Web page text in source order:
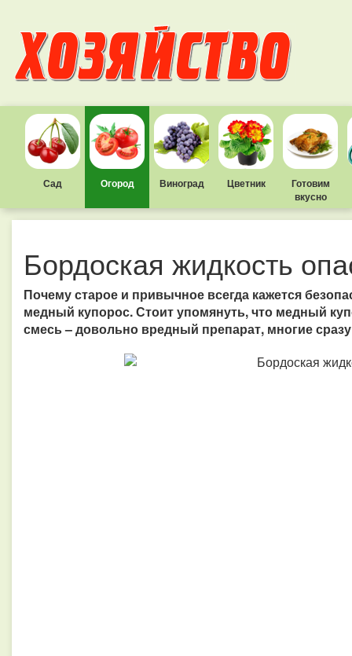
Сад Огород Виноград Цветник
Готовим
вкусно
Бордоская жидкость
Почему старое и привычное всегда кажется
медный купорос. Стоит упомянуть, что медный
смесь – довольно вредный препарат, многие сразу